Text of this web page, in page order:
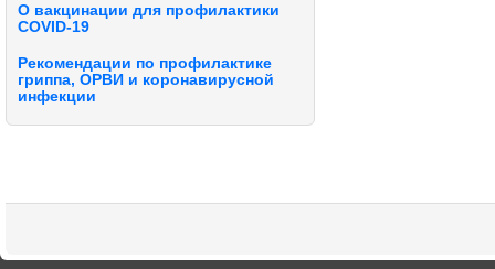
О вакцинации для профилактики
COVID-19
Рекомендации по профилактике
гриппа, ОРВИ и коронавирусной
инфекции